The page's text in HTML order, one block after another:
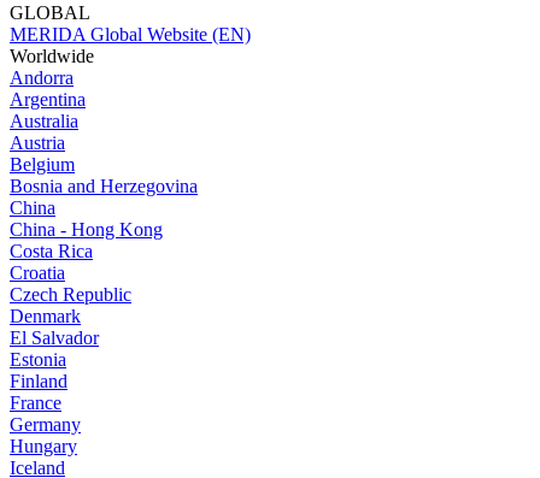
GLOBAL
MERIDA Global Website (EN)
Worldwide
Andorra
Argentina
Australia
Austria
Belgium
Bosnia and Herzegovina
China
China - Hong Kong
Costa Rica
Croatia
Czech Republic
Denmark
El Salvador
Estonia
Finland
France
Germany
Hungary
Iceland